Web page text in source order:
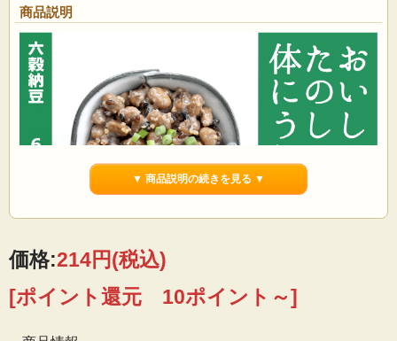
商品説明
▼ 商品説明の続きを見る ▼
価格:214円(税込)
[ポイント還元 10ポイント～]